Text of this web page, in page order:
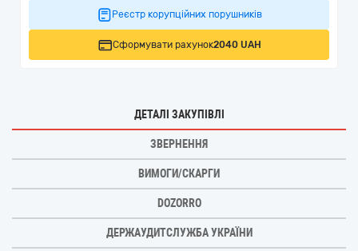
Реєстр корупційних порушників
Сформувати рахунок2040 UAH
ДЕТАЛІ ЗАКУПІВЛІ
ЗВЕРНЕННЯ
ВИМОГИ/СКАРГИ
DOZORRO
ДЕРЖАУДИТСЛУЖБА УКРАЇНИ